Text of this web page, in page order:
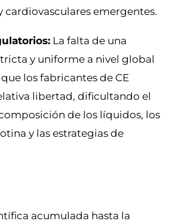
cardiovasculares emergentes.
La falta de una
y uniforme a nivel global
los fabricantes de CE
libertad, dificultando el
de los líquidos, los
y las estrategias de
acumulada hasta la